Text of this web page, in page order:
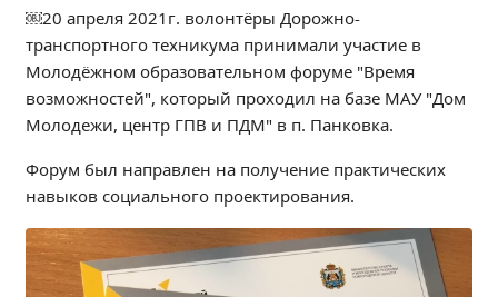
Опрос по качеству образования
Новости
Наблюдательный совет
Информация
Профориентация
Контакты
Региональный центр по профилактике ДДТТ
￼20 апреля 2021г. волонтёры Дорожно-
транспортного техникума принимали участие в
Молодёжном образовательном форуме "Время
возможностей", который проходил на базе МАУ "Дом
Молодежи, центр ГПВ и ПДМ" в п. Панковка.
Форум был направлен на получение практических
навыков социального проектирования.